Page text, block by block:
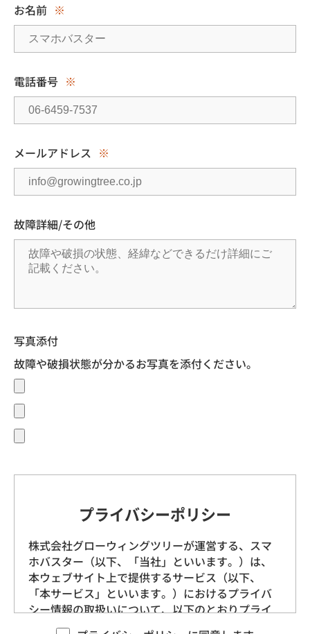
お名前 ※
電話番号 ※
メールアドレス ※
故障詳細/その他
写真添付
故障や破損状態が分かるお写真を添付ください。
プライバシーポリシー
株式会社グローウィングツリーが運営する、スマ
ホバスター（以下、「当社」といいます。）は、
本ウェブサイト上で提供するサービス（以下、
「本サービス」といいます。）におけるプライバ
シー情報の取扱いについて、以下のとおりプライ
バシーポリシー（以下、「本ポリシー」といいま